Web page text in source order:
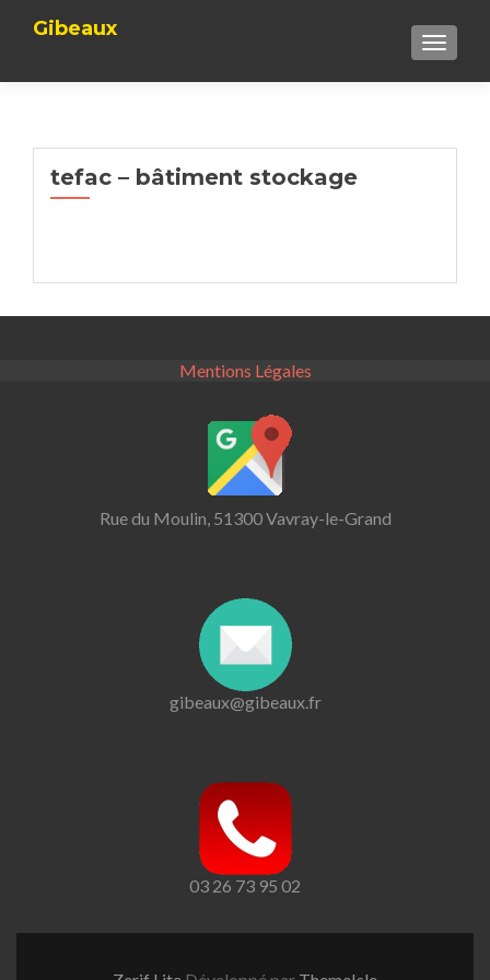
Gibeaux
tefac – bâtiment stockage
Mentions Légales
Rue du Moulin, 51300 Vavray-le-Grand
gibeaux@gibeaux.fr
03 26 73 95 02